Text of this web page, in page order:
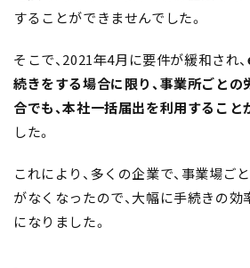
することができませんでした。
そこで、2021年4月に要件が緩和され、
続きをする場合に限り、事業所ごと
合でも、本社一括届出を利用すること
した。
これにより、多くの企業で、事業場ご
がなくなったので、大幅に手続きの
になりました。